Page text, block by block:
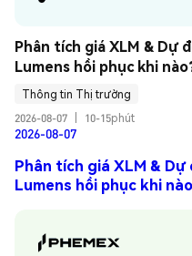
Phân tích giá XLM & Dự
Lumens hồi phục khi
Thông tin Thị trường
2026-08-07
10-15phút
2026-08-07
Phân tích giá XLM & Dự
Lumens hồi phục khi